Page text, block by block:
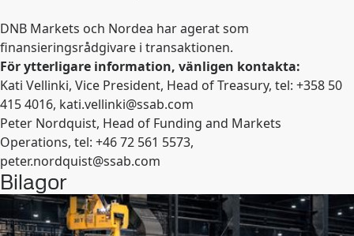
DNB Markets och Nordea har agerat som
finansieringsrådgivare i transaktionen.
För ytterligare information, vänligen kontakta:
Kati Vellinki, Vice President, Head of Treasury, tel: +358 50
415 4016, kati.vellinki@ssab.com
Peter Nordquist, Head of Funding and Markets
Operations, tel: +46 72 561 5573,
peter.nordquist@ssab.com
Bilagor